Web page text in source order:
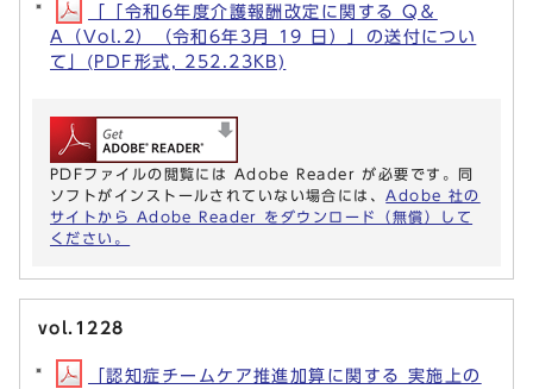
「「令和6年度介護報酬改定に関する Q＆
A（Vol.2）（令和6年3月 19 日）」の送付につい
て」(PDF形式, 252.23KB)
PDFファイルの閲覧には Adobe Reader が必要です。同
ソフトがインストールされていない場合には、 Adobe 社の
サイトから Adobe Reader をダウンロード（無償）して
ください。
vol.1228
「認知症チームケア推進加算に関する 実施上の